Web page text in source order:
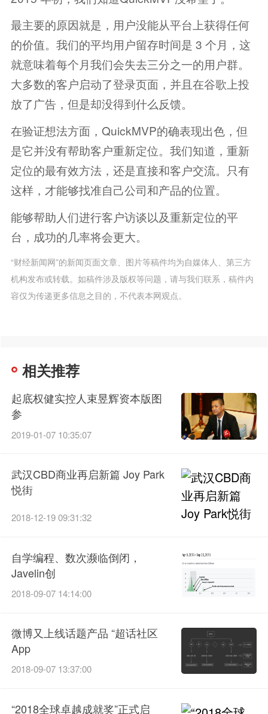
最主要的原因就是，用户没能从平台上获得任何
的价值。我们的平均用户留存时间是 3 个月，这
就意味着每个月我们会失去三分之一的用户群。
大多数的客户启动了登录页面，并且在谷歌上投
放了广告，但是却没得到什么反馈。
在验证想法方面，QuickMVP的确表现出色，但
是它并没有帮助客户重新定位。我们知道，重新
定位的最有效方法，还是直接和客户交流。只有
这样，才能够找准自己公司和产品的位置。
能够帮助人们进行客户访谈以及重新定位的平
台，成功的几率将会更大。
“财经新闻网”的新闻页面文章、图片等稿件均为自媒体人、第三方
机构发布或转载。如稿件涉及版权等问题，请与我们联系，稿件内
容仅为传递更多信息之目的，不代表本网观点。
相关推荐
起底权健实控人束昱辉资本版图
参
2019-01-07 10:35:07
武汉CBD商业再启新篇 Joy Park
悦街
2018-12-19 09:31:32
自学编程、数次濒临倒闭，
Javelin创
2018-09-07 14:14:00
微博又上线话题产品 “超话社区
App
2018-09-07 13:37:00
“2018全球卓越成就奖”正式启